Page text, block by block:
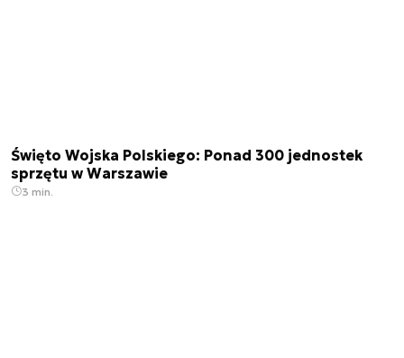
Święto Wojska Polskiego: Ponad 300 jednostek
sprzętu w Warszawie
3 min.